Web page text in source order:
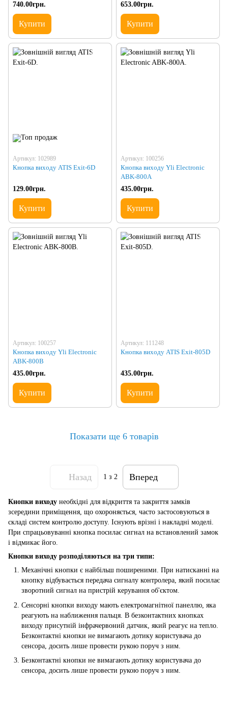
740.00грн.
Купити
653.00грн.
Купити
Артикул: 102989
Кнопка виходу ATIS Exit-6D
129.00грн.
Купити
Артикул: 100256
Кнопка виходу Yli Electronic
ABK-800A
435.00грн.
Купити
Артикул: 100257
Кнопка виходу Yli Electronic
ABK-800B
435.00грн.
Купити
Артикул: 111248
Кнопка виходу ATIS Exit-805D
435.00грн.
Купити
Показати ще 6 товарів
Назад 1 з 2 Вперед
Кнопки виходу необхідні для відкриття та закриття замків
зсередини приміщення, що охороняється, часто застосовуються в
складі систем контролю доступу. Існують врізні і накладні моделі.
При спрацьовуванні кнопка посилає сигнал на встановлений замок
і відмикає його.
Кнопки виходу розподіляються на три типи:
Механічні кнопки є найбільш поширеними. При натисканні на
кнопку відбувається передача сигналу контролера, який посилає
зворотний сигнал на пристрій керування об'єктом.
Сенсорні кнопки виходу мають електромагнітної панеллю, яка
реагують на наближення пальця. В безконтактних кнопках
виходу присутній інфрачервоний датчик, який реагує на тепло.
Безконтактні кнопки не вимагають дотику користувача до
сенсора, досить лише провести рукою поруч з ним.
Безконтактні кнопки не вимагають дотику користувача до
сенсора, досить лише провести рукою поруч з ним.